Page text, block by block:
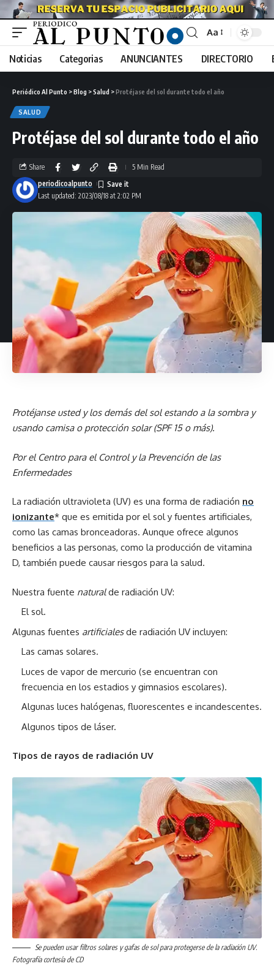
Aa
Noticias Categorias ANUNCIANTES DIRECTORIO
Periódico Al Punto >Blog >Salud >Protéjase del sol durante todo el año
SALUD
Protéjase del sol durante todo el año
Last updated: 2023/08/18 at 2:02 PM
periodicoalpunto
Share 5 Min Read
Protéjanse usted y los demás del sol estando a la sombra y
usando camisa o protección solar (SPF 15 o más).
Por el Centro para el Control y la Prevención de las
Enfermedades
La radiación ultravioleta (UV) es una forma de radiación no
ionizante* que es emitida por el sol y fuentes artificiales,
como las camas bronceadoras. Aunque ofrece algunos
beneficios a las personas, como la producción de vitamina
D, también puede causar riesgos para la salud.
Nuestra fuente naturalde radiación UV:
El sol.
Algunas fuentes artificialesde radiación UV incluyen:
Las camas solares.
Luces de vapor de mercurio (se encuentran con
frecuencia en los estadios y gimnasios escolares).
Algunas luces halógenas, fluorescentes e incandescentes.
Algunos tipos de láser.
Tipos de rayos de radiación UV
Se pueden usar filtros solares y gafas de sol para protegerse de la radiación UV.
Fotografía cortesía de CD